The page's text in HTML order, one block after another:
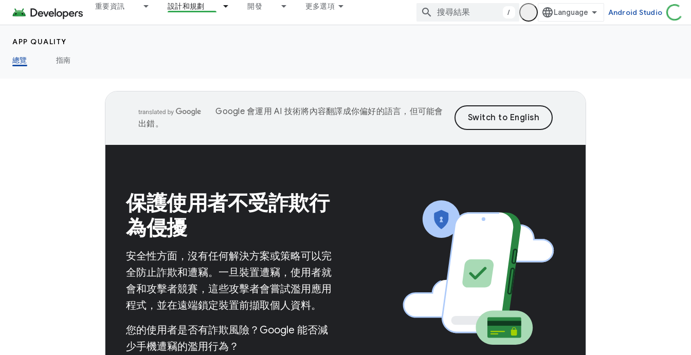
重要資訊 設計和規劃 開發 更多選項
/ Android Studio
APP QUALITY
總覽
指南
Google 會運用 AI 技術將內容翻譯成你偏好的語言，但可能會
出錯。
保護使用者不受詐欺行
為侵擾
安全性方面，沒有任何解決方案或策略可以完
全防止詐欺和遭竊。一旦裝置遭竊，使用者就
會和攻擊者競賽，這些攻擊者會嘗試濫用應用
程式，並在遠端鎖定裝置前擷取個人資料。
您的使用者是否有詐欺風險？Google 能否減
少手機遭竊的濫用行為？